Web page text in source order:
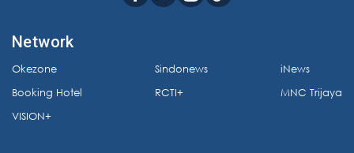
Network
Okezone
Booking Hotel
VISION+
Sindonews
RCTI+
iNews
MNC Trijaya